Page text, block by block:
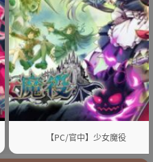
【PC/官中】少女魔役